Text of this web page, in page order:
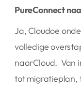
PureConnect
Ja, Cloudoe
volledige
naarCloud. Van
tot migratieplan,